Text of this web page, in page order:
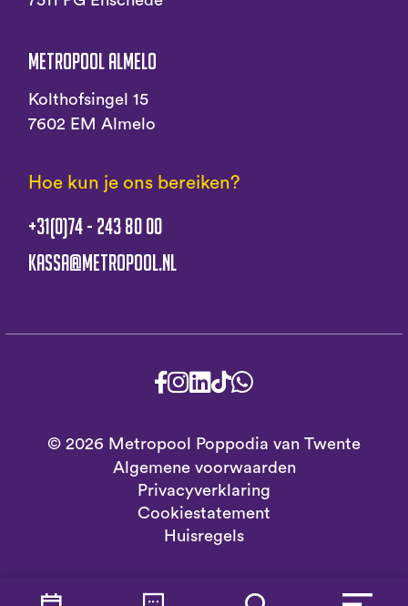
Metropool Almelo
Kolthofsingel 15
7602 EM Almelo
Hoe kun je ons bereiken?
+31(0)74 - 243 80 00
kassa@metropool.nl
© 2026 Metropool Poppodia van Twente
Algemene voorwaarden
Privacyverklaring
Cookiestatement
Huisregels